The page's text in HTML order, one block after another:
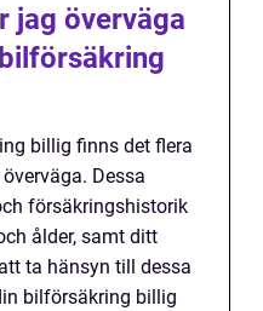
jag överväga
billig finns det flera
Dessa
försäkringshistorik
ålder, samt ditt
ta hänsyn till dessa
bilförsäkring billig